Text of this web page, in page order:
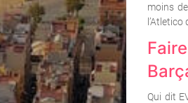
moins
l’Atletico
Qui dit